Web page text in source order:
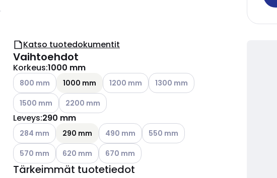
Katso tuotedokumentit
Vaihtoehdot
Korkeus:1000 mm
Katso käytettävissä olevat vaihtoehdot
800 mm 1000 mm Katso käytettävissä olevat vaihtoehdot
1200 mm Katso käytettävissä olevat
1300 mm
Katso käytettävissä olevat vaihtoehdot
1500 mm Katso käytettävissä olevat vaihtoehdot
2200 mm
Leveys:290 mm
Katso käytettävissä olevat vaihtoehdot
284 mm 290 mm Katso käytettävissä olevat vaihtoehdot
490 mm Katso käytettävissä olevat vaihtoehdot
550 mm
Katso käytettävissä olevat vaihtoehdot
570 mm Katso käytettävissä olevat vaihtoehdot
620 mm Katso käytettävissä olevat vaihtoehdot
670 mm
Tärkeimmät tuotetiedot